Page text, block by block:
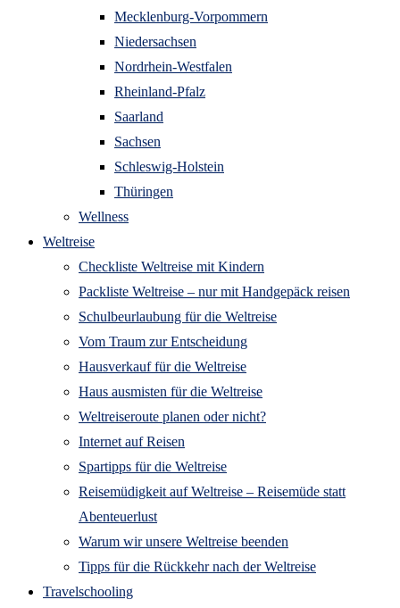
Mecklenburg-Vorpommern
Niedersachsen
Nordrhein-Westfalen
Rheinland-Pfalz
Saarland
Sachsen
Schleswig-Holstein
Thüringen
Wellness
Weltreise
Checkliste Weltreise mit Kindern
Packliste Weltreise – nur mit Handgepäck reisen
Schulbeurlaubung für die Weltreise
Vom Traum zur Entscheidung
Hausverkauf für die Weltreise
Haus ausmisten für die Weltreise
Weltreiseroute planen oder nicht?
Internet auf Reisen
Spartipps für die Weltreise
Reisemüdigkeit auf Weltreise – Reisemüde statt
Abenteuerlust
Warum wir unsere Weltreise beenden
Tipps für die Rückkehr nach der Weltreise
Travelschooling